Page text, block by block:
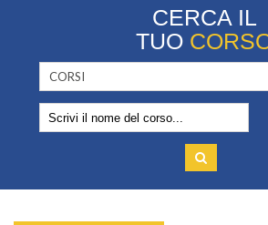
CERCA IL
TUO